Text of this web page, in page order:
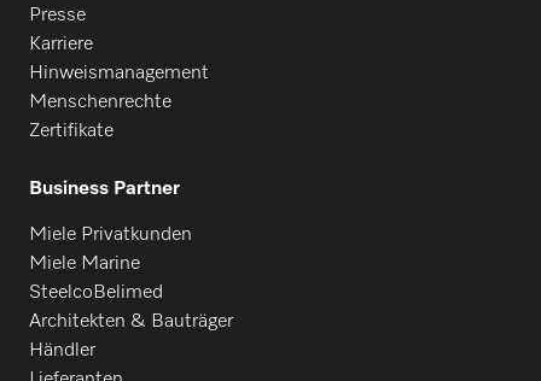
Presse
Karriere
Hinweismanagement
Menschenrechte
Zertifikate
Business Partner
Miele Privatkunden
Miele Marine
SteelcoBelimed
Architekten & Bauträger
Händler